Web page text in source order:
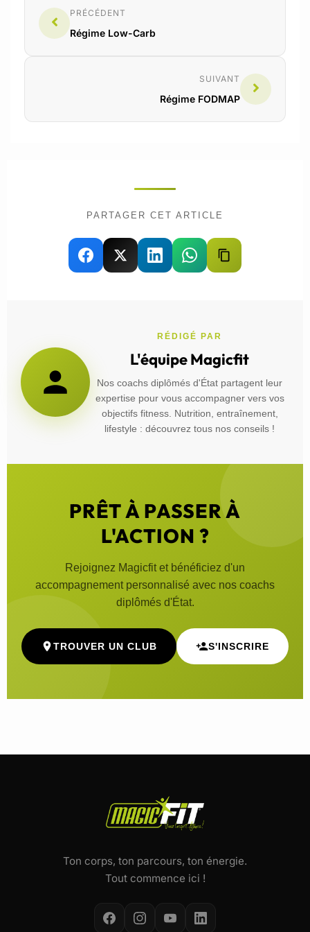
sans vous carencer.
PRÉCÉDENT
Régime Low-Carb
SUIVANT
Régime FODMAP
PARTAGER CET ARTICLE
RÉDIGÉ PAR
L'équipe Magicfit
Nos coachs diplômés d'État partagent leur
expertise pour vous accompagner vers vos
objectifs fitness. Nutrition, entraînement,
lifestyle : découvrez tous nos conseils !
PRÊT À PASSER À
L'ACTION ?
Rejoignez Magicfit et bénéficiez d'un
accompagnement personnalisé avec nos coachs
diplômés d'État.
TROUVER UN CLUB S'INSCRIRE
Ton corps, ton parcours, ton énergie.
Tout commence ici !